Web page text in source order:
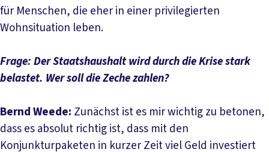
für Menschen, die eher in einer privilegierten
Wohnsituation leben.
Frage: Der Staatshaushalt wird durch die Krise stark
belastet. Wer soll die Zeche zahlen?
Bernd Weede: Zunächst ist es mir wichtig zu betonen,
dass es absolut richtig ist, dass mit den
Konjunkturpaketen in kurzer Zeit viel Geld investiert